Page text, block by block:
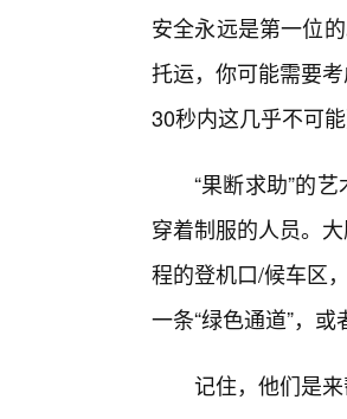
安全永远是第一位
托运，你可能需要
30秒内这几乎不可能
“果断求助”的
穿着制服的人员。
程的登机口/候车区
一条“绿色通道”，
记住，他们是